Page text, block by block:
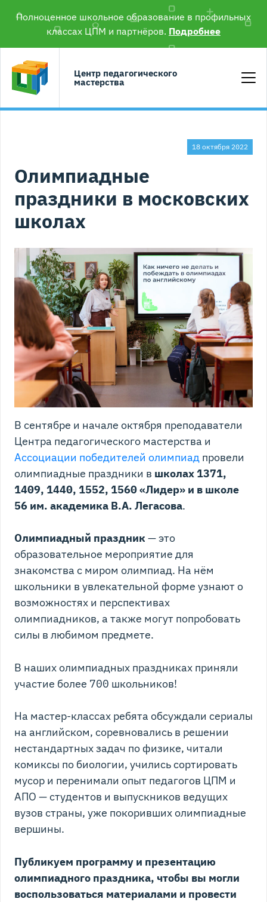
Полноценное школьное образование в профильных
классах ЦПМ и партнёров. Подробнее
Центр педагогического
мастерства
18 октября 2022
Олимпиадные
праздники в московских
школах
В сентябре и начале октября преподаватели
Центра педагогического мастерства и
Ассоциации победителей олимпиад провели
олимпиадные праздники в школах 1371,
1409, 1440, 1552, 1560 «Лидер» и в школе
56 им. академика В.А. Легасова.
Олимпиадный праздник — это
образовательное мероприятие для
знакомства с миром олимпиад. На нём
школьники в увлекательной форме узнают о
возможностях и перспективах
олимпиадников, а также могут попробовать
силы в любимом предмете.
В наших олимпиадных праздниках приняли
участие более 700 школьников!
На мастер-классах ребята обсуждали сериалы
на английском, соревновались в решении
нестандартных задач по физике, читали
комиксы по биологии, учились сортировать
мусор и перенимали опыт педагогов ЦПМ и
АПО — студентов и выпускников ведущих
вузов страны, уже покоривших олимпиадные
вершины.
Публикуем программу и презентацию
олимпиадного праздника, чтобы вы могли
воспользоваться материалами и провести